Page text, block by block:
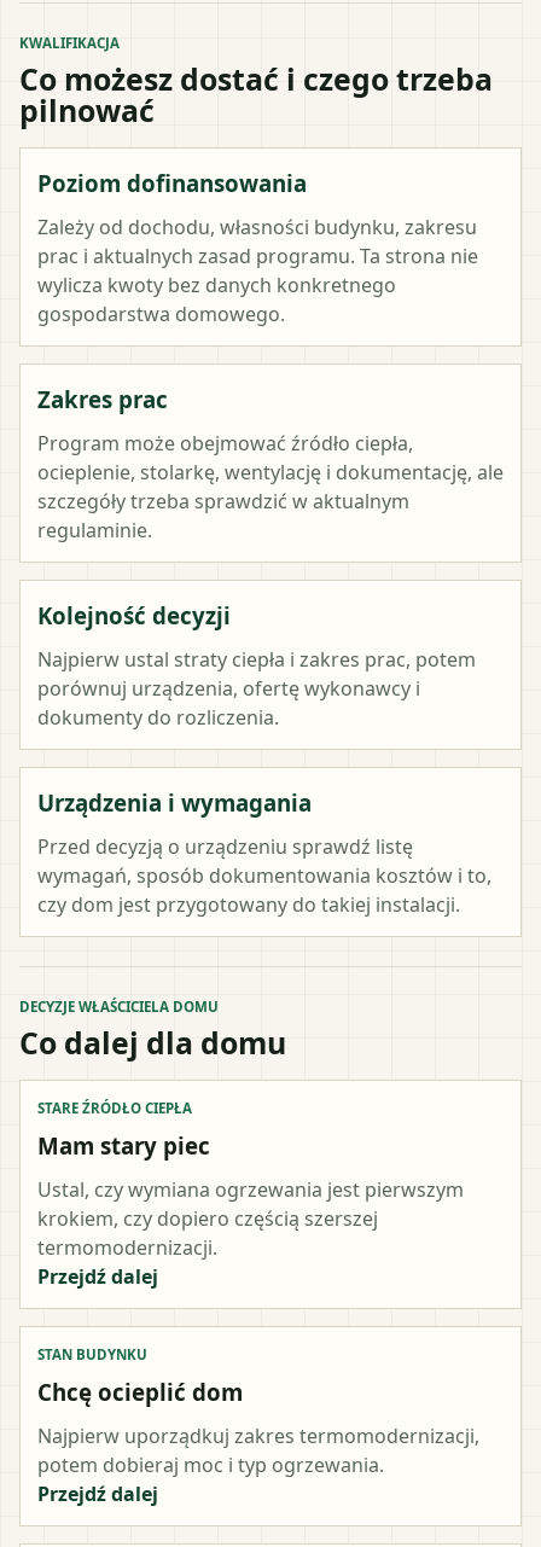
KWALIFIKACJA
Co możesz dostać i czego trzeba
pilnować
Poziom dofinansowania
Zależy od dochodu, własności budynku, zakresu
prac i aktualnych zasad programu. Ta strona nie
wylicza kwoty bez danych konkretnego
gospodarstwa domowego.
Zakres prac
Program może obejmować źródło ciepła,
ocieplenie, stolarkę, wentylację i dokumentację, ale
szczegóły trzeba sprawdzić w aktualnym
regulaminie.
Kolejność decyzji
Najpierw ustal straty ciepła i zakres prac, potem
porównuj urządzenia, ofertę wykonawcy i
dokumenty do rozliczenia.
Urządzenia i wymagania
Przed decyzją o urządzeniu sprawdź listę
wymagań, sposób dokumentowania kosztów i to,
czy dom jest przygotowany do takiej instalacji.
DECYZJE WŁAŚCICIELA DOMU
Co dalej dla domu
STARE ŹRÓDŁO CIEPŁA
Mam stary piec
Ustal, czy wymiana ogrzewania jest pierwszym
krokiem, czy dopiero częścią szerszej
termomodernizacji.
Przejdź dalej
STAN BUDYNKU
Chcę ocieplić dom
Najpierw uporządkuj zakres termomodernizacji,
potem dobieraj moc i typ ogrzewania.
Przejdź dalej